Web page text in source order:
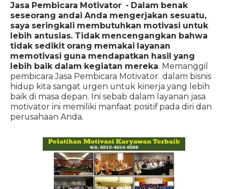
Jasa Pembicara Motivator - Dalam benak
seseorang andai Anda mengerjakan sesuatu,
saya seringkali membutuhkan motivasi untuk
lebih antusias. Tidak mencengangkan bahwa
tidak sedikit orang memakai layanan
memotivasi guna mendapatkan hasil yang
lebih baik dalam kegiatan mereka. Memanggil
pembicara Jasa Pembicara Motivator dalam bisnis
hidup kita sangat urgen untuk kinerja yang lebih
baik di masa depan. Ini sebab dalam layanan jasa
motivator ini memiliki manfaat positif pada diri dan
perusahaan Anda.